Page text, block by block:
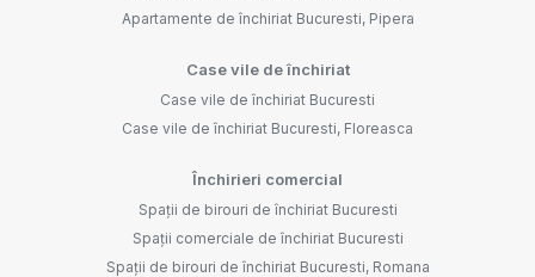
Apartamente de închiriat Bucuresti, Pipera
Case vile de închiriat
Case vile de închiriat Bucuresti
Case vile de închiriat Bucuresti, Floreasca
Închirieri comercial
Spații de birouri de închiriat Bucuresti
Spații comerciale de închiriat Bucuresti
Spații de birouri de închiriat Bucuresti, Romana